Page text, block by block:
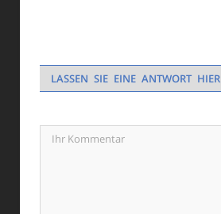
LASSEN SIE EINE ANTWORT HIER